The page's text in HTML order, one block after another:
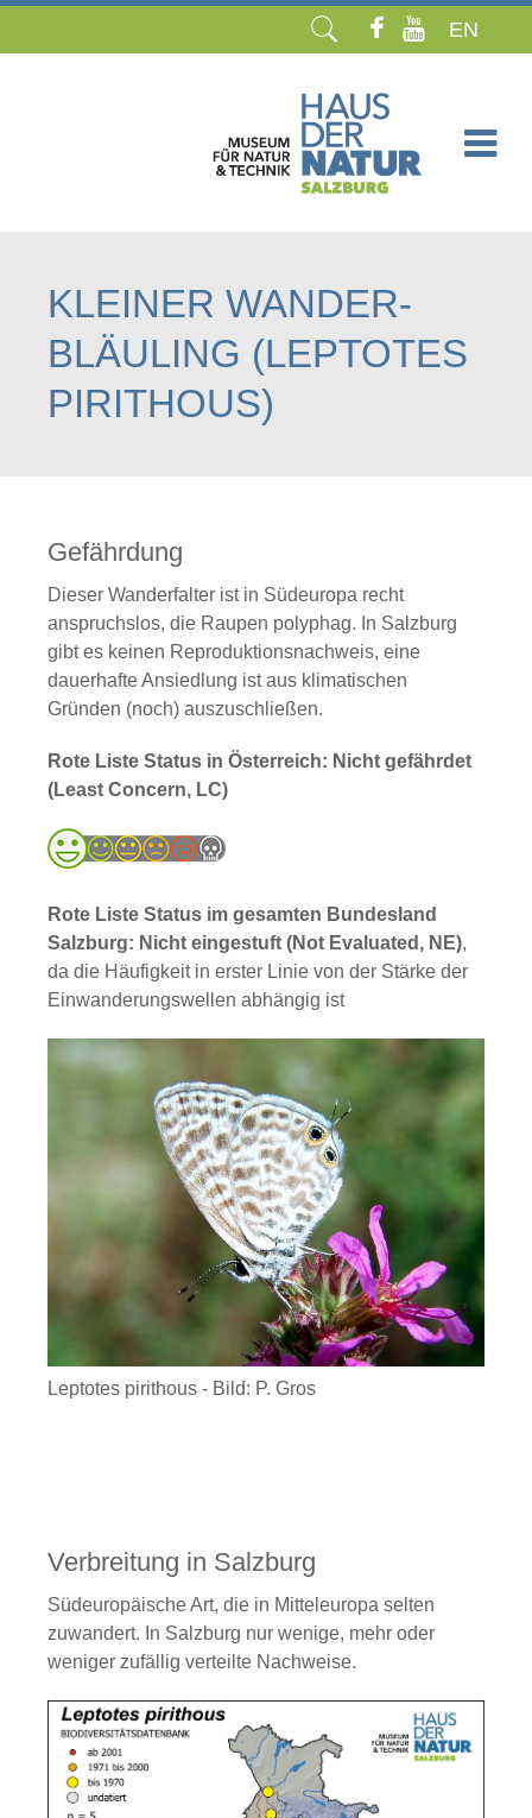
EN
KLEINER WANDER-
BLÄULING (LEPTOTES
PIRITHOUS)
Gefährdung
Dieser Wanderfalter ist in Südeuropa recht
anspruchslos, die Raupen polyphag. In Salzburg
gibt es keinen Reproduktionsnachweis, eine
dauerhafte Ansiedlung ist aus klimatischen
Gründen (noch) auszuschließen.
Rote Liste Status in Österreich: Nicht gefährdet
(Least Concern, LC)
Rote Liste Status im gesamten Bundesland
Salzburg: Nicht eingestuft (Not Evaluated, NE),
da die Häufigkeit in erster Linie von der Stärke der
Einwanderungswellen abhängig ist
Leptotes pirithous - Bild: P. Gros
Verbreitung in Salzburg
Südeuropäische Art, die in Mitteleuropa selten
zuwandert. In Salzburg nur wenige, mehr oder
weniger zufällig verteilte Nachweise.